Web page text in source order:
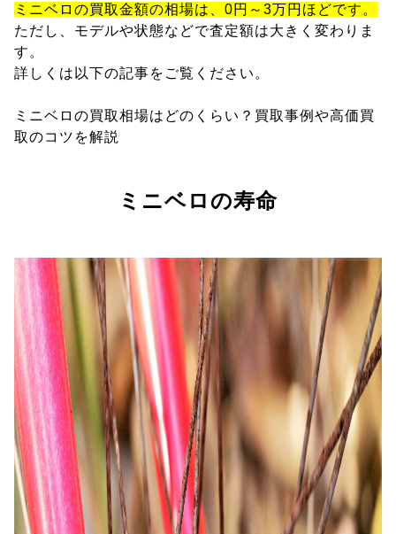
ミニベロの買取金額の相場は、0円～3万円ほどです。
ただし、モデルや状態などで査定額は大きく変わりま
す。
詳しくは以下の記事をご覧ください。
ミニベロの買取相場はどのくらい？買取事例や高価買
取のコツを解説
ミニベロの寿命